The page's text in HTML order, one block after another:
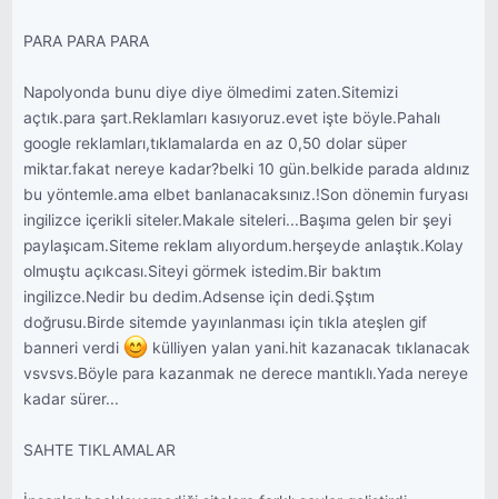
PARA PARA PARA
Napolyonda bunu diye diye ölmedimi zaten.Sitemizi
açtık.para şart.Reklamları kasıyoruz.evet işte böyle.Pahalı
google reklamları,tıklamalarda en az 0,50 dolar süper
miktar.fakat nereye kadar?belki 10 gün.belkide parada aldınız
bu yöntemle.ama elbet banlanacaksınız.!Son dönemin furyası
ingilizce içerikli siteler.Makale siteleri...Başıma gelen bir şeyi
paylaşıcam.Siteme reklam alıyordum.herşeyde anlaştık.Kolay
olmuştu açıkcası.Siteyi görmek istedim.Bir baktım
ingilizce.Nedir bu dedim.Adsense için dedi.Şştım
doğrusu.Birde sitemde yayınlanması için tıkla ateşlen gif
banneri verdi
külliyen yalan yani.hit kazanacak tıklanacak
vsvsvs.Böyle para kazanmak ne derece mantıklı.Yada nereye
kadar sürer...
SAHTE TIKLAMALAR